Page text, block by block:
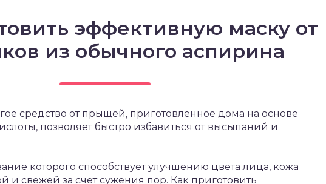
эффективную маску от
из обычного аспирина
средство от прыщей, приготовленное дома на основе
позволяет быстро избавиться от высыпаний и
которого способствует улучшению цвета лица, кожа
и свежей за счет сужения пор. Как приготовить